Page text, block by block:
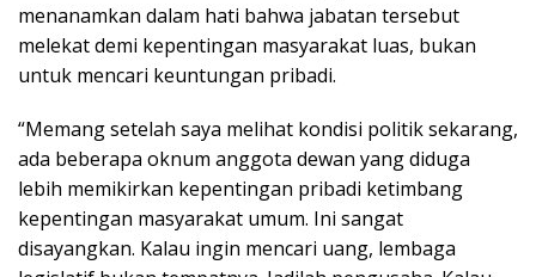
menanamkan dalam hati bahwa jabatan tersebut
melekat demi kepentingan masyarakat luas, bukan
untuk mencari keuntungan pribadi.
“Memang setelah saya melihat kondisi politik sekarang,
ada beberapa oknum anggota dewan yang diduga
lebih memikirkan kepentingan pribadi ketimbang
kepentingan masyarakat umum. Ini sangat
disayangkan. Kalau ingin mencari uang, lembaga